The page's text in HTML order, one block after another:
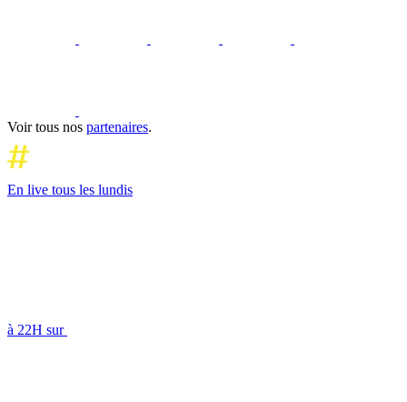
Voir tous nos partenaires.
En live tous les lundis
à 22H sur